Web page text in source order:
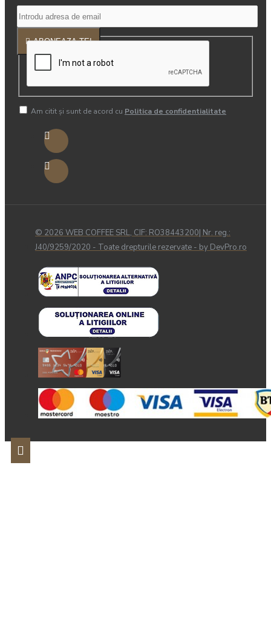
ABONEAZA-TE!
Am citit şi sunt de acord cu Politica de confidentialitate
© 2026 WEB COFFEE SRL, CIF: RO38443200| Nr. reg.:
J40/9259/2020 - Toate drepturile rezervate - by DevPro.ro